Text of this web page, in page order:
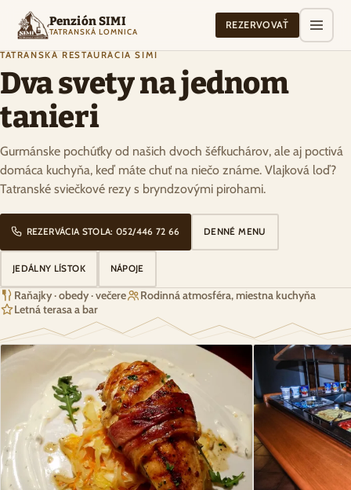
Penzión SIMI
TATRANSKÁ LOMNICA
REZERVOVAŤ
TATRANSKÁ REŠTAURÁCIA SIMI
Dva svety na jednom
tanieri
Gurmánske pochúťky od našich dvoch šéfkuchárov, ale aj poctivá
domáca kuchyňa, keď máte chuť na niečo známe. Vlajková loď?
Tatranské sviečkové rezy s bryndzovými pirohami.
REZERVÁCIA STOLA: 052/446 72 66 DENNÉ MENU
JEDÁLNY LÍSTOK NÁPOJE
Raňajky · obedy · večere
Rodinná atmosféra, miestna kuchyňa
Letná terasa a bar